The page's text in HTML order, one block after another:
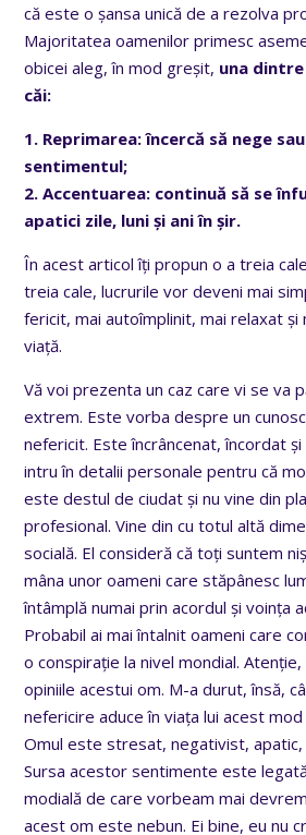
că este o șansa unică de a rezolva
Majoritatea oamenilor primesc
obicei aleg, în mod greșit, una
căi:
1. Reprimarea: încercă să nege
sentimentul;
2. Accentuarea: continuă să se
apatici zile, luni și ani în șir.
În acest articol îți propun o a treia
treia cale, lucrurile vor deveni mai
fericit, mai autoîmplinit, mai relaxat și
viață.
Vă voi prezenta un caz care vi se va
extrem. Este vorba despre un
nefericit. Este încrâncenat, încordat
intru în detalii personale pentru că
este destul de ciudat și nu vine din
profesional. Vine din cu totul altă
socială. El consideră că toți suntem
mâna unor oameni care stăpânesc
întâmplă numai prin acordul și voința
Probabil ai mai întalnit oameni care
o conspirație la nivel mondial. Atenție,
opiniile acestui om. M-a durut, însă,
nefericire aduce în viața lui acest
Omul este stresat, negativist, apatic,
Sursa acestor sentimente este
modială de care vorbeam mai
acest om este nebun. Ei bine, eu nu